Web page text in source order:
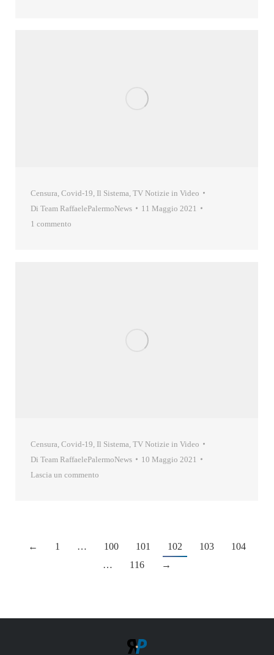
Censura Covid-19 Il Sistema TV Notizie in Video
Di Team RaffaelePalermoNews
11 Maggio 2021
1 commento
Censura Covid-19 Il Sistema TV Notizie in Video
Di Team RaffaelePalermoNews
10 Maggio 2021
Lascia un commento
← 1 … 100 101 102 103
104
…
116 →